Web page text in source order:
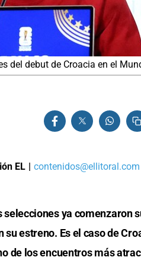
del debut de Croacia en el
EL | contenidos@ellitoral.com
ya comenzaron
su estreno. Es el caso de
de los encuentros más